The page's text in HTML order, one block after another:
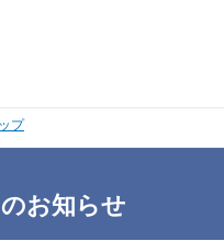
プ
お知らせ